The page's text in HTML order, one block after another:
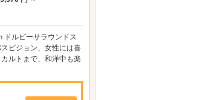
ドルビーサラウンドス
ビジョン、女性には喜
ルトまで、和洋中も楽